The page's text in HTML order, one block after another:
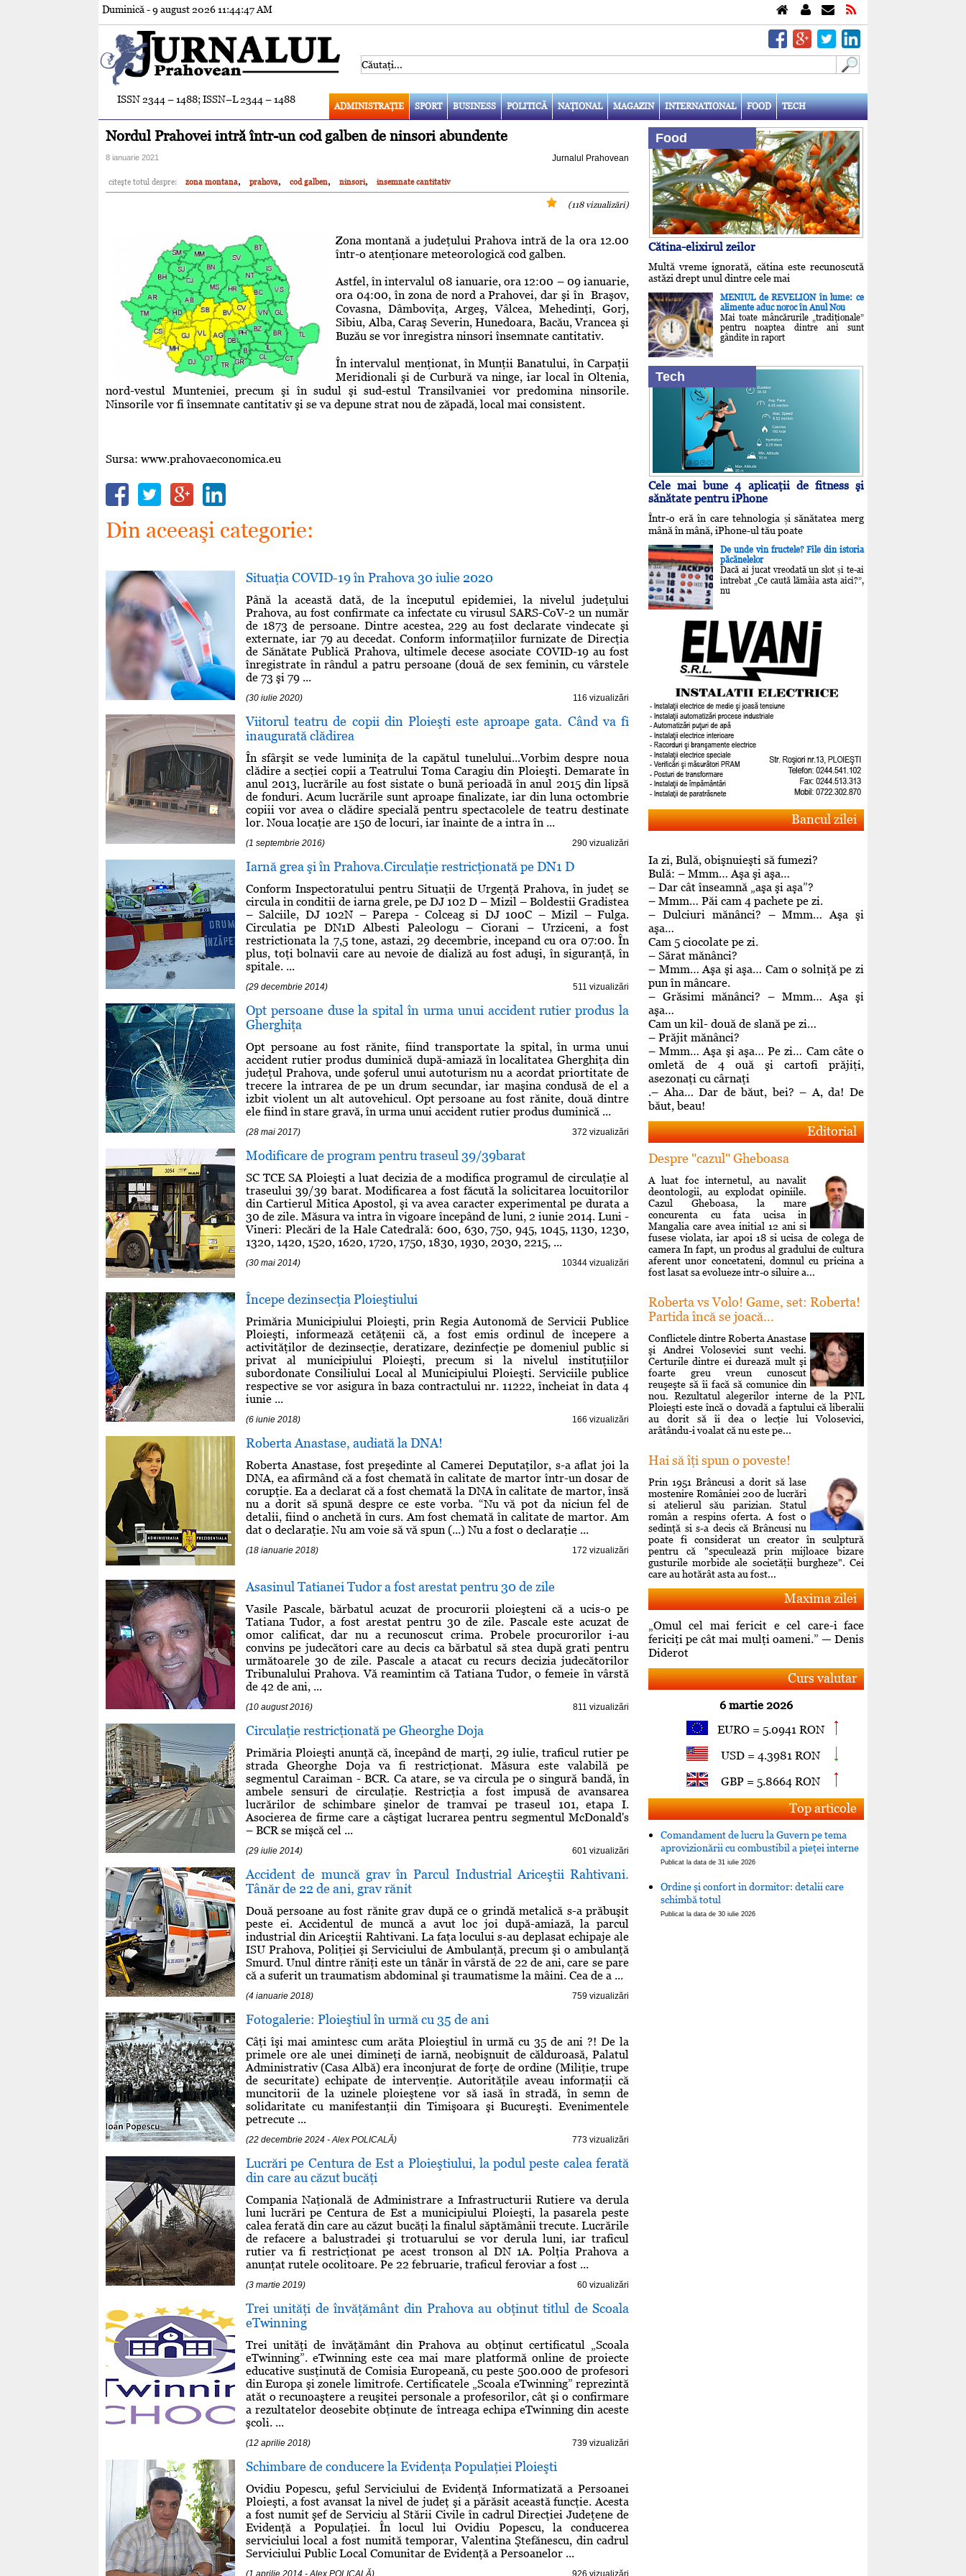
Duminică - 9 august 202611:44:48 AM
ISSN 2344 – 1488; ISSN–L 2344 – 1488
ADMINISTRAŢIE SPORT BUSINESS POLITICĂ NAŢIONAL MAGAZIN INTERNATIONAL FOOD TECH
Nordul Prahovei intră într-un cod galben de ninsori abundente
8 ianuarie 2021 Jurnalul Prahovean
citeşte totul despre: zona montana, prahova, cod galben, ninsori, insemnate cantitativ
(118 vizualizări)
Zona montană a judeţului Prahova intră de la ora 12.00
într-o atenţionare meteorologică cod galben.
Astfel, în intervalul 08 ianuarie, ora 12:00 – 09 ianuarie,
ora 04:00, în zona de nord a Prahovei, dar şi în Braşov,
Covasna, Dâmboviţa, Argeş, Vâlcea, Mehedinţi, Gorj,
Sibiu, Alba, Caraş Severin, Hunedoara, Bacău, Vrancea şi
Buzău se vor înregistra ninsori însemnate cantitativ.
În intervalul menţionat, în Munţii Banatului, în Carpaţii
Meridionali şi de Curbură va ninge, iar local în Oltenia,
nord-vestul Munteniei, precum şi în sudul şi sud-estul Transilvaniei vor predomina ninsorile.
Ninsorile vor fi însemnate cantitativ şi se va depune strat nou de zăpadă, local mai consistent.
Sursa: www.prahovaeconomica.eu
Din aceeaşi categorie:
Situaţia COVID-19 în Prahova 30 iulie 2020
Până la această dată, de la începutul epidemiei, la nivelul judeţului
Prahova, au fost confirmate ca infectate cu virusul SARS-CoV-2 un număr
de 1873 de persoane. Dintre acestea, 229 au fost declarate vindecate şi
externate, iar 79 au decedat. Conform informaţiilor furnizate de Direcţia
de Sănătate Publică Prahova, ultimele decese asociate COVID-19 au fost
înregistrate în rândul a patru persoane (două de sex feminin, cu vârstele
de 73 şi 79 ...
(30 iulie 2020) 116 vizualizări
Viitorul teatru de copii din Ploieşti este aproape gata. Când va fi
inaugurată clădirea
În sfârşit se vede luminiţa de la capătul tunelului...Vorbim despre noua
clădire a secţiei copii a Teatrului Toma Caragiu din Ploieşti. Demarate în
anul 2013, lucrările au fost sistate o bună perioadă în anul 2015 din lipsă
de fonduri. Acum lucrările sunt aproape finalizate, iar din luna octombrie
copiii vor avea o clădire specială pentru spectacolele de teatru destinate
lor. Noua locaţie are 150 de locuri, iar înainte de a intra în ...
(1 septembrie 2016) 290 vizualizări
Iarnă grea şi în Prahova.Circulaţie restricţionată pe DN1 D
Conform Inspectoratului pentru Situaţii de Urgenţă Prahova, în judeţ se
circula in conditii de iarna grele, pe DJ 102 D – Mizil – Boldestii Gradistea
– Salciile, DJ 102N – Parepa - Colceag si DJ 100C – Mizil – Fulga.
Circulatia pe DN1D Albesti Paleologu – Ciorani – Urziceni, a fost
restrictionata la 7,5 tone, astazi, 29 decembrie, incepand cu ora 07:00. În
plus, toţi bolnavii care au nevoie de dializă au fost aduşi, în siguranţă, în
spitale. ...
(29 decembrie 2014) 511 vizualizări
Opt persoane duse la spital în urma unui accident rutier produs la
Gherghiţa
Opt persoane au fost rănite, fiind transportate la spital, în urma unui
accident rutier produs duminică după-amiază în localitatea Gherghiţa din
judeţul Prahova, unde şoferul unui autoturism nu a acordat priortitate de
trecere la intrarea de pe un drum secundar, iar maşina condusă de el a
izbit violent un alt autovehicul. Opt persoane au fost rănite, două dintre
ele fiind în stare gravă, în urma unui accident rutier produs duminică ...
(28 mai 2017) 372 vizualizări
Modificare de program pentru traseul 39/39barat
SC TCE SA Ploieşti a luat decizia de a modifica programul de circulaţie al
traseului 39/39 barat. Modificarea a fost făcută la solicitarea locuitorilor
din Cartierul Mitica Apostol, şi va avea caracter experimental pe durata a
30 de zile. Măsura va intra în vigoare începând de luni, 2 iunie 2014. Luni -
Vineri: Plecări de la Hale Catedrală: 600, 630, 750, 945, 1045, 1130, 1230,
1320, 1420, 1520, 1620, 1720, 1750, 1830, 1930, 2030, 2215, ...
(30 mai 2014) 10344 vizualizări
Începe dezinsecţia Ploieştiului
Primăria Municipiului Ploieşti, prin Regia Autonomă de Servicii Publice
Ploieşti, informează cetăţenii că, a fost emis ordinul de începere a
activităţilor de dezinsecţie, deratizare, dezinfecţie pe domeniul public si
privat al municipiului Ploieşti, precum si la nivelul instituţiilor
subordonate Consiliului Local al Municipiului Ploieşti. Serviciile publice
respective se vor asigura în baza contractului nr. 11222, încheiat în data 4
iunie ...
(6 iunie 2018) 166 vizualizări
Roberta Anastase, audiată la DNA!
Roberta Anastase, fost preşedinte al Camerei Deputaţilor, s-a aflat joi la
DNA, ea afirmând că a fost chemată în calitate de martor într-un dosar de
corupţie. Ea a declarat că a fost chemată la DNA în calitate de martor, însă
nu a dorit să spună despre ce este vorba. “Nu vă pot da niciun fel de
detalii, fiind o anchetă în curs. Am fost chemată în calitate de martor. Am
dat o declaraţie. Nu am voie să vă spun (...) Nu a fost o declaraţie ...
(18 ianuarie 2018) 172 vizualizări
Asasinul Tatianei Tudor a fost arestat pentru 30 de zile
Vasile Pascale, bărbatul acuzat de procurorii ploieşteni că a ucis-o pe
Tatiana Tudor, a fost arestat pentru 30 de zile. Pascale este acuzat de
omor calificat, dar nu a recunoscut crima. Probele procurorilor i-au
convins pe judecători care au decis ca bărbatul să stea după grati pentru
următoarele 30 de zile. Pascale a atacat cu recurs decizia judecătorilor
Tribunalului Prahova. Vă reamintim că Tatiana Tudor, o femeie în vârstă
de 42 de ani, ...
(10 august 2016) 811 vizualizări
Circulaţie restricţionată pe Gheorghe Doja
Primăria Ploieşti anunţă că, începând de marţi, 29 iulie, traficul rutier pe
strada Gheorghe Doja va fi restricţionat. Măsura este valabilă pe
segmentul Caraiman - BCR. Ca atare, se va circula pe o singură bandă, în
ambele sensuri de circulaţie. Restricţia a fost impusă de avansarea
lucrărilor de schimbare şinelor de tramvai pe traseul 101, etapa I.
Asocierea de firme care a câştigat lucrarea pentru segmentul McDonald's
– BCR se mişcă cel ...
(29 iulie 2014) 601 vizualizări
Accident de muncă grav în Parcul Industrial Ariceştii Rahtivani.
Tânăr de 22 de ani, grav rănit
Două persoane au fost rănite grav după ce o grindă metalică s-a prăbuşit
peste ei. Accidentul de muncă a avut loc joi după-amiază, la parcul
industrial din Ariceştii Rahtivani. La faţa locului s-au deplasat echipaje ale
ISU Prahova, Poliţiei şi Serviciului de Ambulanţă, precum şi o ambulanţă
Smurd. Unul dintre răniţi este un tânăr în vârstă de 22 de ani, care se pare
că a suferit un traumatism abdominal şi traumatisme la mâini. Cea de a ...
(4 ianuarie 2018) 759 vizualizări
Fotogalerie: Ploieştiul în urmă cu 35 de ani
Câţi îşi mai amintesc cum arăta Ploieştiul în urmă cu 35 de ani ?! De la
primele ore ale unei dimineţi de iarnă, neobişnuit de călduroasă, Palatul
Administrativ (Casa Albă) era înconjurat de forţe de ordine (Miliţie, trupe
de securitate) echipate de intervenţie. Autorităţile aveau informaţii că
muncitorii de la uzinele ploieştene vor să iasă în stradă, în semn de
solidaritate cu manifestanţii din Timişoara şi Bucureşti. Evenimentele
petrecute ...
(22 decembrie 2024 - Alex POLICALĂ) 773 vizualizări
Lucrări pe Centura de Est a Ploieştiului, la podul peste calea ferată
din care au căzut bucăţi
Compania Naţională de Administrare a Infrastructurii Rutiere va derula
luni lucrări pe Centura de Est a municipiului Ploieşti, la pasarela peste
calea ferată din care au căzut bucăţi la finalul săptămânii trecute. Lucrările
de refacere a balustradei şi trotuarului se vor derula luni, iar traficul
rutier va fi restricţionat pe acest tronson al DN 1A. Polţia Prahova a
anunţat rutele ocolitoare. Pe 22 februarie, traficul feroviar a fost ...
(3 martie 2019) 60 vizualizări
Trei unităţi de învăţământ din Prahova au obţinut titlul de Scoala
eTwinning
Trei unităţi de învăţământ din Prahova au obţinut certificatul „Scoala
eTwinning”. eTwinning este cea mai mare platformă online de proiecte
educative susţinută de Comisia Europeană, cu peste 500.000 de profesori
din Europa şi zonele limitrofe. Certificatele „Scoala eTwinning” reprezintă
atăt o recunoaştere a reuşitei personale a profesorilor, cât şi o confirmare
a rezultatelor deosebite obţinute de întreaga echipa eTwinning din aceste
şcoli. ...
(12 aprilie 2018) 739 vizualizări
Schimbare de conducere la Evidenţa Populaţiei Ploieşti
Ovidiu Popescu, şeful Serviciului de Evidenţă Informatizată a Persoanei
Ploieşti, a fost avansat la nivel de judeţ şi a părăsit această funcţie. Acesta
a fost numit şef de Serviciu al Stării Civile în cadrul Direcţiei Judeţene de
Evidenţă a Populaţiei. În locul lui Ovidiu Popescu, la conducerea
serviciului local a fost numită temporar, Valentina Ştefănescu, din cadrul
Serviciului Public Local Comunitar de Evidenţă a Persoanelor ...
(1 aprilie 2014 - Alex POLICALĂ) 926 vizualizări
Food
Cătina-elixirul zeilor
Multă vreme ignorată, cătina este recunoscută
astăzi drept unul dintre cele mai
MENIUL de REVELION în lume: ce
alimente aduc noroc în Anul Nou
Mai toate mâncărurile „tradiţionale”
pentru noaptea dintre ani sunt
gândite în raport
Tech
Cele mai bune 4 aplicaţii de fitness şi
sănătate pentru iPhone
Într-o eră în care tehnologia și sănătatea merg
mână în mână, iPhone-ul tău poate
De unde vin fructele? File din istoria
păcănelelor
Dacă ai jucat vreodată un slot și te-ai
întrebat „Ce caută lămâia asta aici?”,
nu
Bancul zilei
Ia zi, Bulă, obişnuieşti să fumezi?
Bulă: – Mmm… Aşa şi aşa…
– Dar cât înseamnă „aşa şi aşa”?
– Mmm… Păi cam 4 pachete pe zi.
– Dulciuri mănânci? – Mmm… Aşa şi
aşa…
Cam 5 ciocolate pe zi.
– Sărat mănânci?
– Mmm… Aşa şi aşa… Cam o solniţă pe zi
pun în mâncare.
– Grăsimi mănânci? – Mmm… Aşa şi
aşa…
Cam un kil- două de slană pe zi…
– Prăjit mănânci?
– Mmm… Aşa şi aşa… Pe zi… Cam câte o
omletă de 4 ouă şi cartofi prăjiţi,
asezonaţi cu cârnaţi
.– Aha… Dar de băut, bei? – A, da! De
băut, beau!
Editorial
Despre "cazul" Gheboasa
A luat foc internetul, au navalit
deontologii, au explodat opiniile.
Cazul Gheboasa, la mare
concurenta cu fata ucisa in
Mangalia care avea initial 12 ani si
fusese violata, iar apoi 18 si ucisa de colega de
camera In fapt, un produs al gradului de cultura
aferent unor concetateni, domnul cu pricina a
fost lasat sa evolueze intr-o siluire a...
Roberta vs Volo! Game, set: Roberta!
Partida încă se joacă...
Conflictele dintre Roberta Anastase
şi Andrei Volosevici sunt vechi.
Certurile dintre ei durează mult şi
foarte greu vreun cunoscut
reuşeşte să îi facă să comunice din
nou. Rezultatul alegerilor interne de la PNL
Ploieşti este încă o dovadă a faptului că liberalii
au dorit să îi dea o lecţie lui Volosevici,
arâtându-i voalat că nu este pe...
Hai să îţi spun o poveste!
Prin 1951 Brâncusi a dorit să lase
mostenire României 200 de lucrări
si atelierul său parizian. Statul
român a respins oferta. A fost o
sedinţă si s-a decis că Brâncusi nu
poate fi considerat un creator în sculptură
pentru că "speculează prin mijloace bizare
gusturile morbide ale societăţii burgheze". Cei
care au hotărât asta au fost...
Maxima zilei
„Omul cel mai fericit e cel care-i face
fericiţi pe cât mai mulţi oameni.” — Denis
Diderot
Curs valutar
6 martie 2026
EURO = 5.0941 RON
USD = 4.3981 RON
GBP = 5.8664 RON
Top articole
Comandament de lucru la Guvern pe tema
aprovizionării cu combustibil a pieţei interne
Publicat la data de 31 iulie 2026
Ordine şi confort in dormitor: detalii care
schimbă totul
Publicat la data de 30 iulie 2026